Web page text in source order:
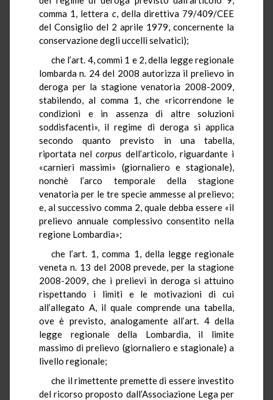
comma 1, lettera c, della direttiva 79/409/CEE
del Consiglio del 2 aprile 1979, concernente la
conservazione degli uccelli selvatici);
che l’art. 4, commi 1 e 2, della legge regionale
lombarda n. 24 del 2008 autorizza il prelievo in
deroga per la stagione venatoria 2008-2009,
stabilendo, al comma 1, che «ricorrendone le
condizioni e in assenza di altre soluzioni
soddisfacenti», il regime di deroga si applica
secondo quanto previsto in una tabella,
riportata nelcorpus dell’articolo, riguardante i
«carnieri massimi» (giornaliero e stagionale),
nonchè l’arco temporale della stagione
venatoria per le tre specie ammesse al prelievo;
e, al successivo comma 2, quale debba essere «il
prelievo annuale complessivo consentito nella
regione Lombardia»;
che l’art. 1, comma 1, della legge regionale
veneta n. 13 del 2008 prevede, per la stagione
2008-2009, che i prelievi in deroga si attuino
rispettando i limiti e le motivazioni di cui
all’allegato A, il quale comprende una tabella,
ove è previsto, analogamente all’art. 4 della
legge regionale della Lombardia, il limite
massimo di prelievo (giornaliero e stagionale) a
livello regionale;
che il rimettente premette di essere investito
del ricorso proposto dall’Associazione Lega per